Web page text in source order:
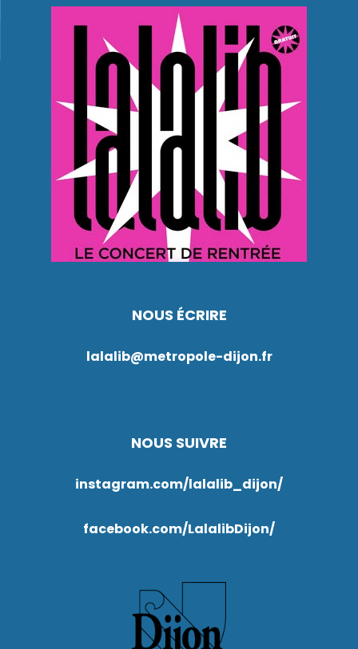
NOUS ÉCRIRE
lalalib@metropole-dijon.fr
NOUS SUIVRE
instagram.com/lalalib_dijon/
facebook.com/LalalibDijon/